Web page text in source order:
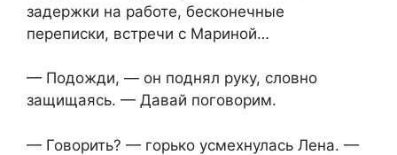
задержки на работе, бесконечные
переписки, встречи с Мариной…
— Подожди, — он поднял руку, словно
защищаясь. — Давай поговорим.
— Говорить? — горько усмехнулась Лена. —